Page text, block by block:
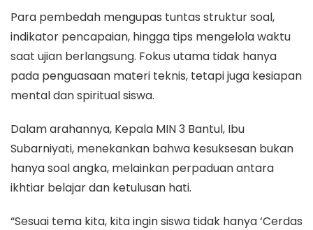
Para pembedah mengupas tuntas struktur soal,
indikator pencapaian, hingga tips mengelola waktu
saat ujian berlangsung. Fokus utama tidak hanya
pada penguasaan materi teknis, tetapi juga kesiapan
mental dan spiritual siswa.
Dalam arahannya, Kepala MIN 3 Bantul, Ibu
Subarniyati, menekankan bahwa kesuksesan bukan
hanya soal angka, melainkan perpaduan antara
ikhtiar belajar dan ketulusan hati.
“Sesuai tema kita, kita ingin siswa tidak hanya ‘Cerdas